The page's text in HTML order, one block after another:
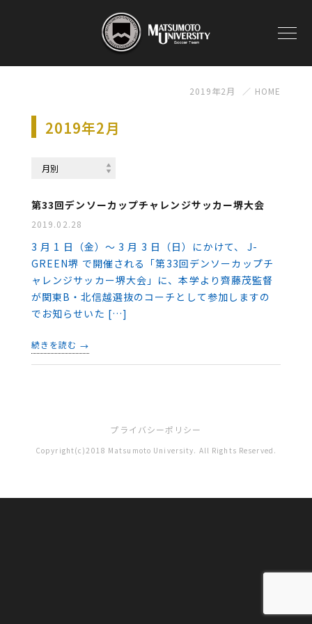
2019年2月 HOME
2019年2月
第33回デンソーカップチャレンジサッカー堺大会
2019.02.28
3 月 1 日（金）〜 3 月 3 日（日）にかけて、 J-
GREEN堺 で開催される「第33回デンソーカップチ
ャレンジサッカー堺⼤会」に、本学より齊藤茂監督
が関東B・北信越選抜のコーチとして参加しますの
でお知らせいた […]
続きを読む
プライバシーポリシー
Copyright(c)2018 Matsumoto University. All Rights Reserved.